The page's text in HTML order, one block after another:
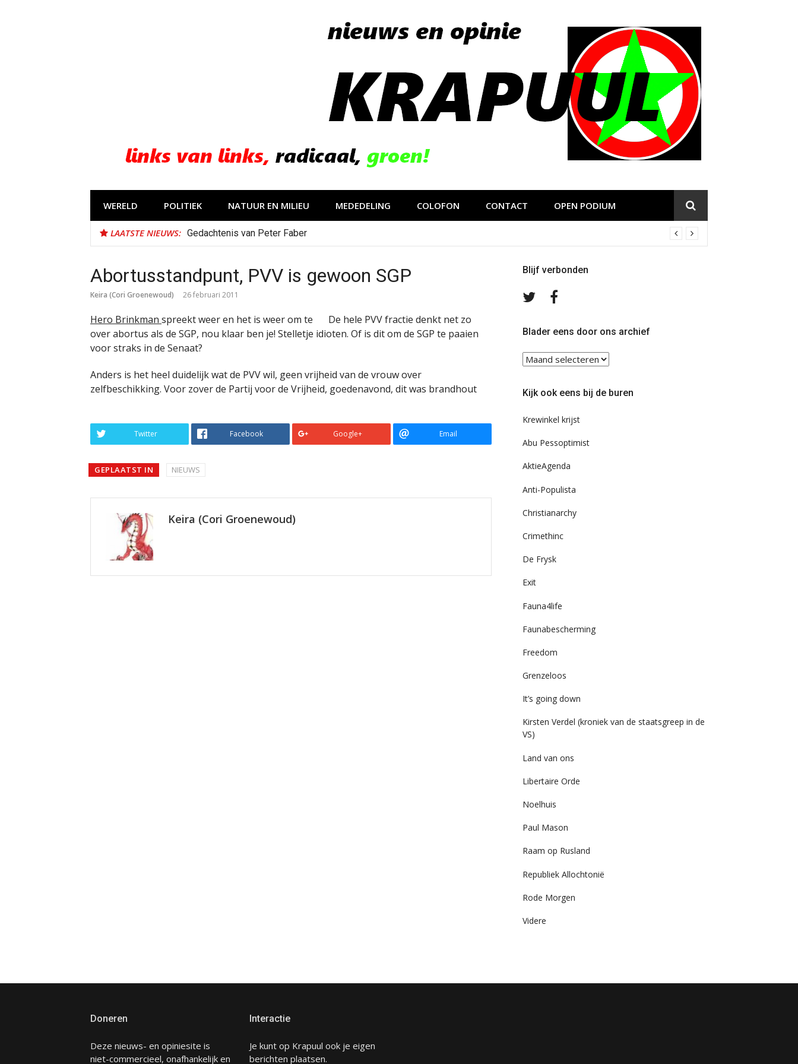
WERELD POLITIEK NATUUR EN MILIEU MEDEDELING COLOFON CONTACT OPEN PODIUM
LAATSTE NIEUWS: Gedachtenis van Peter Faber
Abortusstandpunt, PVV is gewoon SGP
Keira (Cori Groenewoud) 26 februari 2011
Hero Brinkman spreekt weer en het is weer om te
De hele PVV fractie denkt net zo
over abortus als de SGP, nou klaar ben je! Stelletje idioten. Of is dit om de SGP te paaien
voor straks in de Senaat?
Anders is het heel duidelijk wat de PVV wil, geen vrijheid van de vrouw over
zelfbeschikking. Voor zover de Partij voor de Vrijheid, goedenavond, dit was brandhout
Twitter Facebook Google+ Email
GEPLAATST IN NIEUWS
Keira (Cori Groenewoud)
Blijf verbonden
Volg
TwitterFacebook
Blader eens door ons archief
Blader
eens
ons
Kijk ook eens bij de buren
Krewinkel krijst
Abu Pessoptimist
AktieAgenda
Anti-Populista
Christianarchy
Crimethinc
De Frysk
Exit
Fauna4life
Faunabescherming
Freedom
Grenzeloos
It’s going down
Kirsten Verdel (kroniek van de staatsgreep in de
VS)
Land van ons
Libertaire Orde
Noelhuis
Paul Mason
Raam op Rusland
Republiek Allochtonië
Rode Morgen
Videre
Doneren
Deze nieuws- en opiniesite is
niet-commercieel, onafhankelijk en
Interactie
Je kunt op Krapuul ook je eigen
berichten plaatsen.